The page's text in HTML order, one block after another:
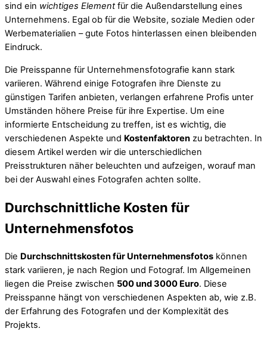
sind ein wichtiges Elementfür die Außendarstellung eines
Unternehmens. Egal ob für die Website, soziale Medien oder
Werbematerialien – gute Fotos hinterlassen einen bleibenden
Eindruck.
Die Preisspanne für Unternehmensfotografie kann stark
variieren. Während einige Fotografen ihre Dienste zu
günstigen Tarifen anbieten, verlangen erfahrene Profis unter
Umständen höhere Preise für ihre Expertise. Um eine
informierte Entscheidung zu treffen, ist es wichtig, die
verschiedenen Aspekte und Kostenfaktoren zu betrachten. In
diesem Artikel werden wir die unterschiedlichen
Preisstrukturen näher beleuchten und aufzeigen, worauf man
bei der Auswahl eines Fotografen achten sollte.
Durchschnittliche Kosten für
Unternehmensfotos
Die Durchschnittskosten für Unternehmensfotos können
stark variieren, je nach Region und Fotograf. Im Allgemeinen
liegen die Preise zwischen 500 und 3000 Euro. Diese
Preisspanne hängt von verschiedenen Aspekten ab, wie z.B.
der Erfahrung des Fotografen und der Komplexität des
Projekts.